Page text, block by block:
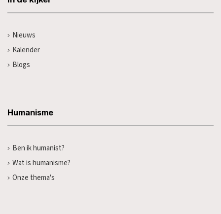
Nieuws
Kalender
Blogs
Humanisme
Ben ik humanist?
Wat is humanisme?
Onze thema's